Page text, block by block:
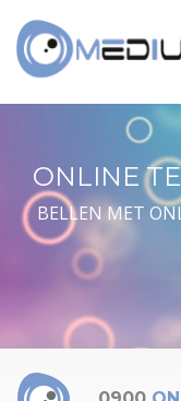
ONLINE
BELLEN MET